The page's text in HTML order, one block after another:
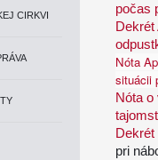
CIRKVI
počas
Dekrét
Nóta
situácii
Nóta o
pri